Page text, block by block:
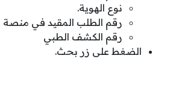
نوع الهوية.
رقم الطلب المقيد في منصة
رقم الكشف الطبي
الضغط على زر بحث.